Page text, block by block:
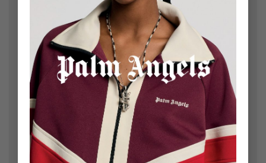
E-posta adresiniz yayınlanmayacak. Gerekli alanlar
ile işaretlenmişlerdir
Yorum*
Ad*